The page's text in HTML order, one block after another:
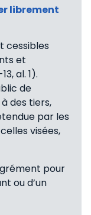
librement
cessibles
et
al. 1).
de
des tiers,
par les
visées,
pour
ou d’un